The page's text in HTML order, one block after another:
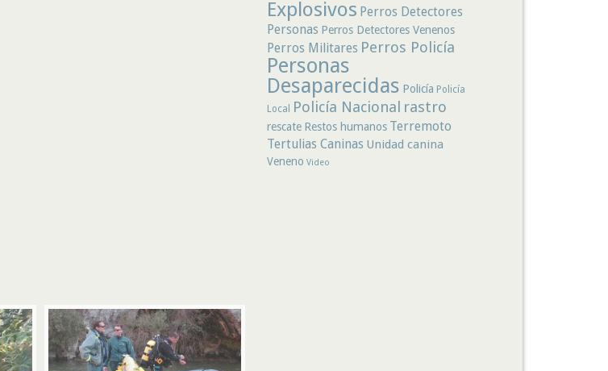
Explosivos Perros Detectores
Personas Perros Detectores Venenos
Perros Militares Perros Policía
Personas
Desaparecidas Policía Policía
Local
Policía Nacional rastro
rescate Restos humanos Terremoto
Tertulias Caninas Unidad canina
Veneno Video